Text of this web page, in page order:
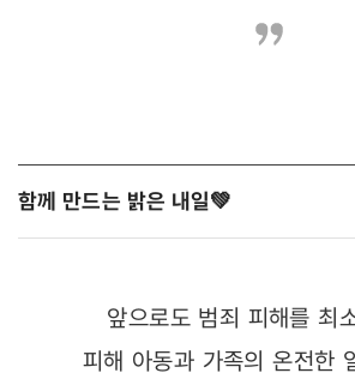
함께 만드는 밝은 내일 💚
앞으로도 범죄 피해를 최
피해 아동과 가족의 온전한